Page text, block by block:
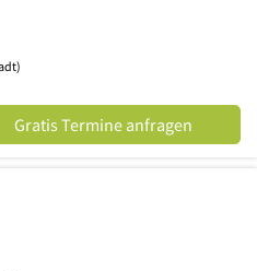
Gratis Termine anfragen